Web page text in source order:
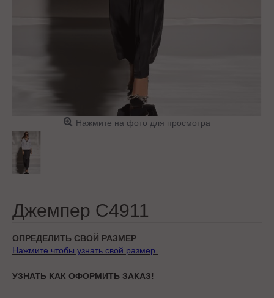
Нажмите на фото для просмотра
Джемпер C4911
ОПРЕДЕЛИТЬ СВОЙ РАЗМЕР
Нажмите чтобы узнать свой размер.
УЗНАТЬ КАК ОФОРМИТЬ ЗАКАЗ!